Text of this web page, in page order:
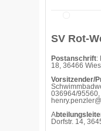
SV Rot-
Postanschrift:
18, 36466
Vorsitzender/
036964/
A
Dorfstr. 14,